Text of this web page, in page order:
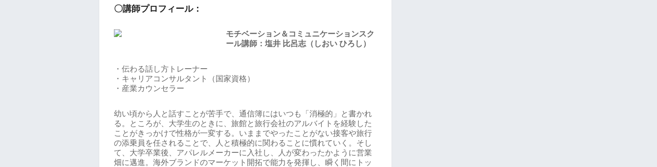
〇講師プロフィール：
モチベーション＆コミュニケーションスク
ール講師：塩井 比呂志（しおい ひろし）
・伝わる話し方トレーナー
・キャリアコンサルタント（国家資格）
・産業カウンセラー
幼い頃から人と話すことが苦手で、通信簿にはいつも「消極的」と書かれ
る。ところが、大学生のときに、旅館と旅行会社のアルバイトを経験した
ことがきっかけで性格が一変する。いままでやったことがない接客や旅行
の添乗員を任されることで、人と積極的に関わることに慣れていく。そし
て、大学卒業後、アパレルメーカーに入社し、人が変わったかように営業
畑に邁進。海外ブランドのマーケット開拓で能力を発揮し、瞬く間にトッ